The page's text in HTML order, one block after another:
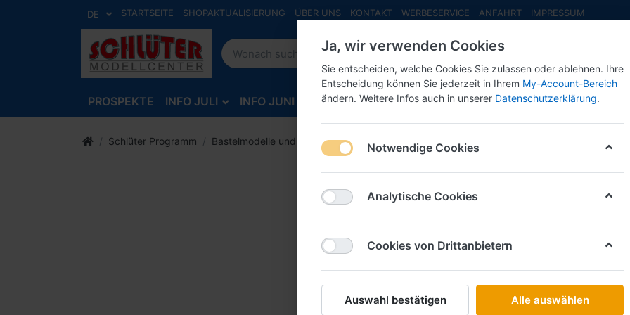
DE STARTSEITE SHOPAKTUALISIERUNG ÜBER UNS KONTAKT WERBESERVICE ANFAHRT IMPRESSUM
PROSPEKTE INFO JULI INFO JUNI INFO MAI NEU EINGETROFFEN NEUHEITEN
Schlüter Programm Bastelmodelle und Zubehör Zubehör Ladegüter Zwei Warmbrammenhauben
Schlüter
Zwei
19,50 €
Ja, wir verwenden Cookies
Sie entscheiden, welche Cookies Sie zulassen oder ablehnen. Ihre
Entscheidung können Sie jederzeit in Ihrem My-Account-Bereich
ändern. Weitere Infos auch in unserer Datenschutzerklärung.
Notwendige Cookies
Analytische Cookies
Cookies von Drittanbietern
Auswahl bestätigen Alle auswählen